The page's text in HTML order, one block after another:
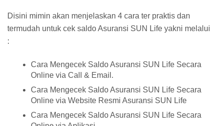
Disini mimin akan menjelaskan 4 cara ter praktis dan
termudah untuk cek saldo Asuransi SUN Life yakni melalui
:
Cara Mengecek Saldo Asuransi SUN Life Secara
Online via Call & Email.
Cara Mengecek Saldo Asuransi SUN Life Secara
Online via Website Resmi Asuransi SUN Life
Cara Mengecek Saldo Asuransi SUN Life Secara